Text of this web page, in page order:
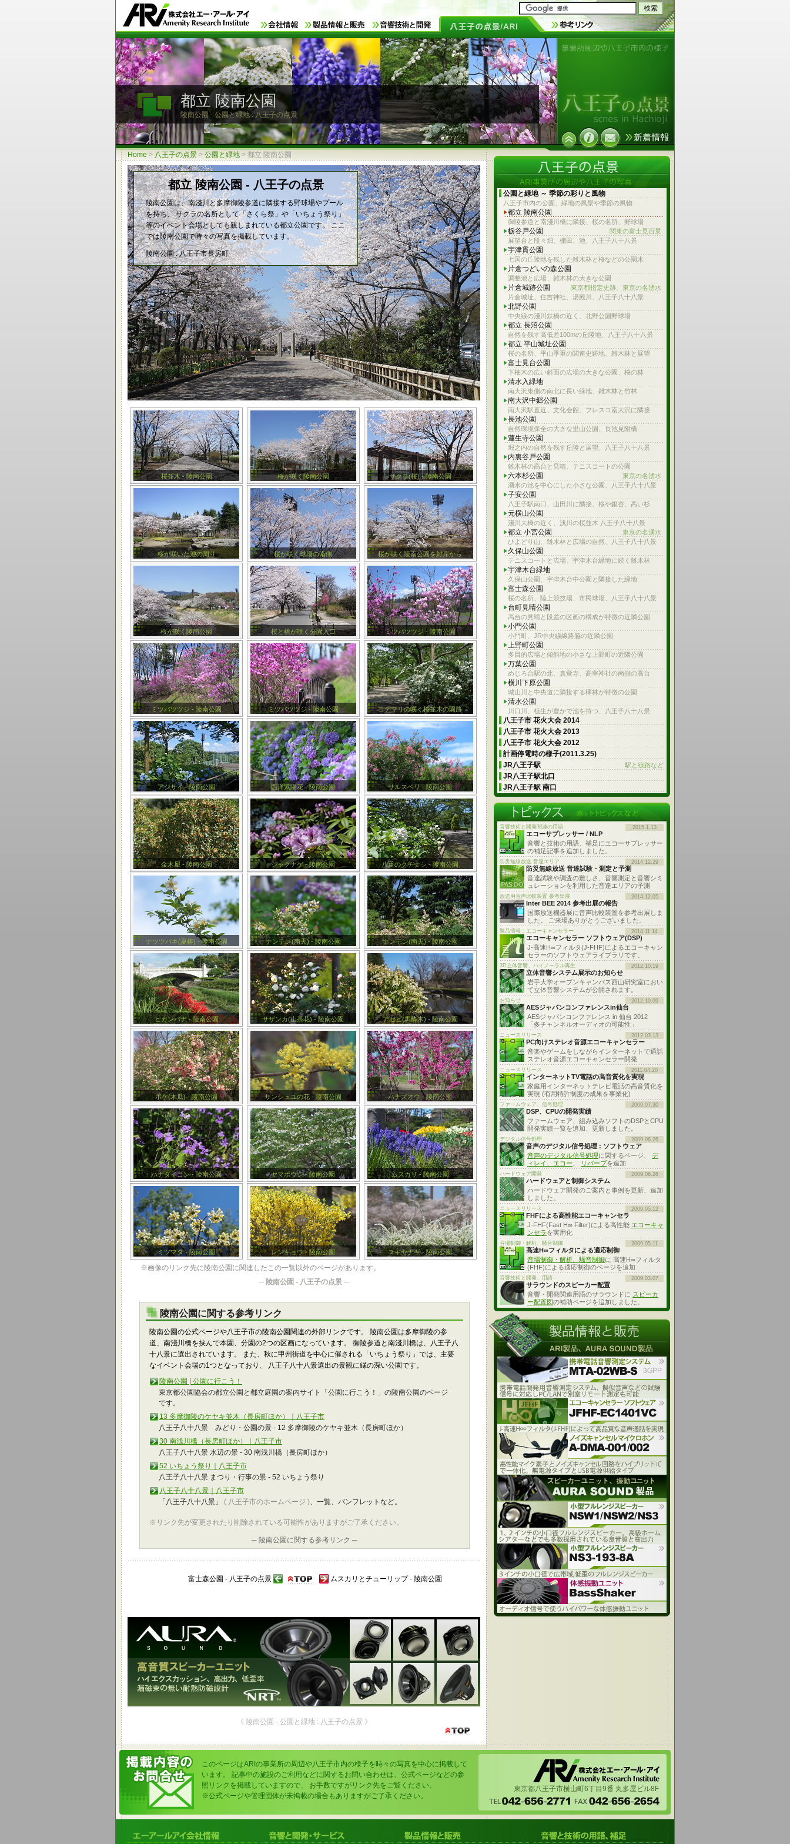
都立 陵南公園
陵南公園 - 公園と緑地 : 八王子の点景
Home > 八王子の点景 > 公園と緑地 > 都立 陵南公園
都立 陵南公園 - 八王子の点景
陵南公園は、南淺川と多摩御陵参道に隣接する野球場やプール
を持ち、 サクラの名所として「さくら祭」や「いちょう祭り」
等のイベント会場としても親しまれている都立公園です。 ここ
では陵南公園で時々の写真を掲載しています。
陵南公園 : 八王子市長房町
桜並木 - 陵南公園 桜が咲く陵南公園 サクラ(桜) - 陵南公園
桜が咲いた池の周り 桜が咲く球場の南側 桜が咲く陵南公園を対岸から
桜が咲く陵南公園 桜と桃が咲く分園入口 ミツバツツジ - 陵南公園
ミツバツツジ - 陵南公園 ミツバツツジ - 陵南公園 コデマリの咲く桜並木の園路
アジサイ - 陵南公園 西洋紫陽花 - 陵南公園 サルスベリ - 陵南公園
金木犀 - 陵南公園 シャクナゲ - 陵南公園 八重のクチナシ - 陵南公園
ナツツバキ(夏椿) - 陵南公園 ナンテン(南天) - 陵南公園 ナンテン(南天) - 陵南公園
ヒガンバナ - 陵南公園 サザンカ(山茶花) - 陵南公園 アセビ(馬酔木) - 陵南公園
ボケ(木瓜) - 陵南公園 サンシュユの花 - 陵南公園 ハナズオウ - 陵南公園
ハナダイコン - 陵南公園 ヤマボウシ - 陵南公園 ムスカリ - 陵南公園
ミツマタ - 陵南公園 レンギョウ - 陵南公園 ユキヤナギ - 陵南公園
※画像のリンク先に陵南公園に関連したこの一覧以外のページがあります。
─ 陵南公園 - 八王子の点景 ─
─ 陵南公園に関する参考リンク ─
陵南公園に関する参考リンク
陵南公園の公式ページや八王子市の陵南公園関連の外部リンクです。 陵南公園は多摩御陵の参
道、南淺川橋を挟んで本園、分園の2つの区画になっています。 御陵参道と南淺川橋は、八王子八
十八景に選出されています。 また、秋に甲州街道を中心に催される「いちょう祭り」では、主要
なイベント会場の1つとなっており、 八王子八十八景選出の景観に縁の深い公園です。
陵南公園 | 公園に行こう！
東京都公園協会の都立公園と都立庭園の案内サイト「公園に行こう！」の陵南公園のページ
です。
13 多摩御陵のケヤキ並木（長房町ほか）｜八王子市
八王子八十八景 みどり・公園の景 - 12 多摩御陵のケヤキ並木（長房町ほか）
30 南浅川橋（長房町ほか）｜八王子市
八王子八十八景 水辺の景 - 30 南浅川橋（長房町ほか）
52 いちょう祭り｜八王子市
八王子八十八景 まつり・行事の景 - 52 いちょう祭り
八王子八十八景｜八王子市
「八王子八十八景」 ( 八王子市のホームページ )、一覧、パンフレットなど。
※リンク先が変更されたり削除されている可能性がありますがご了承ください。
富士森公園 - 八王子の点景 ムスカリとチューリップ - 陵南公園
公園と緑地 ～ 季節の彩りと風物
八王子市内の公園、緑地の風景や季節の風物
都立 陵南公園
御陵参道と南淺川橋に隣接、桜の名所、野球場
栃谷戸公園
関東の富士見百景
展望台と段々畑、棚田、池、八王子八十八景
宇津貫公園
七国の丘陵地を残した雑木林と桜などの公園木
片倉つどいの森公園
調整池と広場、雑木林の大きな公園
片倉城跡公園
東京都指定史跡、東京の名湧水
片倉城址、住吉神社、湯殿川、八王子八十八景
北野公園
中央線の淺川鉄橋の近く、北野公園野球場
都立 長沼公園
自然を残す高低差100mの丘陵地、八王子八十八景
都立 平山城址公園
桜の名所、平山季重の関連史跡地、雑木林と展望
富士見台公園
下柚木の広い斜面の広場の大きな公園、桜の林
清水入緑地
南大沢東側の南北に長い緑地、雑木林と竹林
南大沢中郷公園
南大沢駅直近、文化会館、フレスコ南大沢に隣接
長池公園
自然環境保全の大きな里山公園、長池見附橋
蓮生寺公園
堀之内の自然を残す丘陵と展望、八王子八十八景
内裏谷戸公園
雑木林の高台と見晴、テニスコートの公園
六本杉公園
東京の名湧水
湧水の池を中心にした小さな公園、八王子八十八景
子安公園
八王子駅南口、山田川に隣接、桜や銀杏、高い杉
元横山公園
淺川大橋の近く、浅川の桜並木 八王子八十八景
都立 小宮公園
東京の名湧水
ひよどり山、雑木林と広場の自然、八王子八十八景
久保山公園
テニスコートと広場、宇津木台緑地に続く雑木林
宇津木台緑地
久保山公園、宇津木台中公園と隣接した緑地
富士森公園
桜の名所、陸上競技場、市民球場、八王子八十八景
台町見晴公園
高台の見晴と段差の区画の構成が特徴の近隣公園
小門公園
小門町、JR中央線線路脇の近隣公園
上野町公園
多目的広場と傾斜地の小さな上野町の近隣公園
万葉公園
めじろ台駅の北、真覚寺、高宰神社の南側の高台
横川下原公園
城山川と中央道に隣接する欅林が特徴の公園
清水公園
川口川、植生が豊かで池を持つ、八王子八十八景
八王子市 花火大会 2014
八王子市 花火大会 2013
八王子市 花火大会 2012
計画停電時の様子(2011.3.25)
JR八王子駅
駅と線路など
JR八王子駅北口
JR八王子駅 南口
音響技術と開発関連の用語 2015.1.13
エコーサプレッサー / NLP
音響と技術の用語、補足にエコーサプレッサー
の補足記事を追加しました。
防災無線放送 音達エリア 2014.12.29
防災無線放送 音達試験・測定と予測
音達試験や調査の難しさ、音響測定と音響シミ
ュレーションを利用した音達エリアの予測
放送用音声比較装置 参考出展 2014.12.05
Inter BEE 2014 参考出展の報告
国際放送機器展に音声比較装置を参考出展しま
した。 ご来場ありがとうございました。
製品情報 : エコーキャンセラー 2014.11.14
エコーキャンセラー ソフトウェア(DSP)
J-高速H∞フィルタ(J-FHF)によるエコーキャン
セラーのソフトウェアライブラリです。
3D立体音響、バイノーラル再生 2012.10.19
立体音響システム展示のお知らせ
岩手大学オープンキャンパス西山研究室におい
て立体音響システムが公開されます。
お知らせ 2012.10.09
AESジャパンコンファレンスin仙台
AESジャパンコンファレンス in 仙台 2012
「多チャンネルオーディオの可能性」
ニュースリリース 2012.03.13
PC向けステレオ音源エコーキャンセラー
音楽やゲームをしながらインターネットで通話
ステレオ音源エコーキャンセラー開発
ニュースリリース 2011.04.20
インターネットTV電話の高音質化を実現
家庭用インターネットテレビ電話の高音質化を
実現 (有用特許制度の成果を事業化)
ファームウェア、信号処理 2009.07.30
DSP、CPUの開発実績
ファームウェア、組み込みソフトのDSPとCPU
開発実績一覧を追加、更新しました。
デジタル信号処理 2009.06.26
音声のデジタル信号処理 : ソフトウェア
音声のデジタル信号処理に関するページ、 デ
ィレイ、エコー
リバーブを追加
ハードウェア開発 2009.06.26
ハードウェアと制御システム
ハードウェア開発のご案内と事例を更新、追加
しました。
ニュースリリース 2009.05.12
FHFによる高性能エコーキャンセラ
J-FHF(Fast H∞ Filter)による高性能 エコーキャ
ンセラ を実用化
音場制御・解析、騒音制御 2009.05.11
高速H∞フィルタによる適応制御
音場制御・解析、騒音制御に 高速H∞フィルタ
(FHF)による適応制御のページを追加
音響技術と開発、用語 2009.03.07
サラウンドのスピーカー配置
音響・開発関連用語のサラウンドに スピーカ
ー配置図の補助ページを追加しました。
《 陵南公園 - 公園と緑地 : 八王子の点景 》
東京都八王子市横山町6丁目9番 丸多屋ビル8F
このページはARIの事業所の周辺や八王子市内の様子を時々の写真を中心に掲載して
います。 記事中の施設のご利用などに関するお問い合わせは、公式ページなどの参
照リンクを掲載していますので、 お手数ですがリンク先をご覧ください。
※公式ページや管理団体が未掲載の場合もありますがご了承ください。